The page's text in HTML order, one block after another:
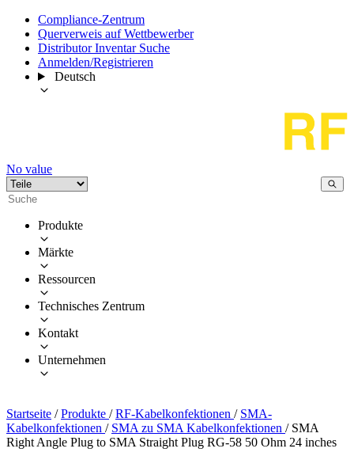
Compliance-Zentrum
Querverweis auf Wettbewerber
Distributor Inventar Suche
Anmelden/Registrieren
Deutsch
No value
Produkte
Märkte
Ressourcen
Technisches Zentrum
Kontakt
Unternehmen
Startseite / Produkte / RF-Kabelkonfektionen / SMA-
Kabelkonfektionen / SMA zu SMA Kabelkonfektionen / SMA
Right Angle Plug to SMA Straight Plug RG-58 50 Ohm 24 inches